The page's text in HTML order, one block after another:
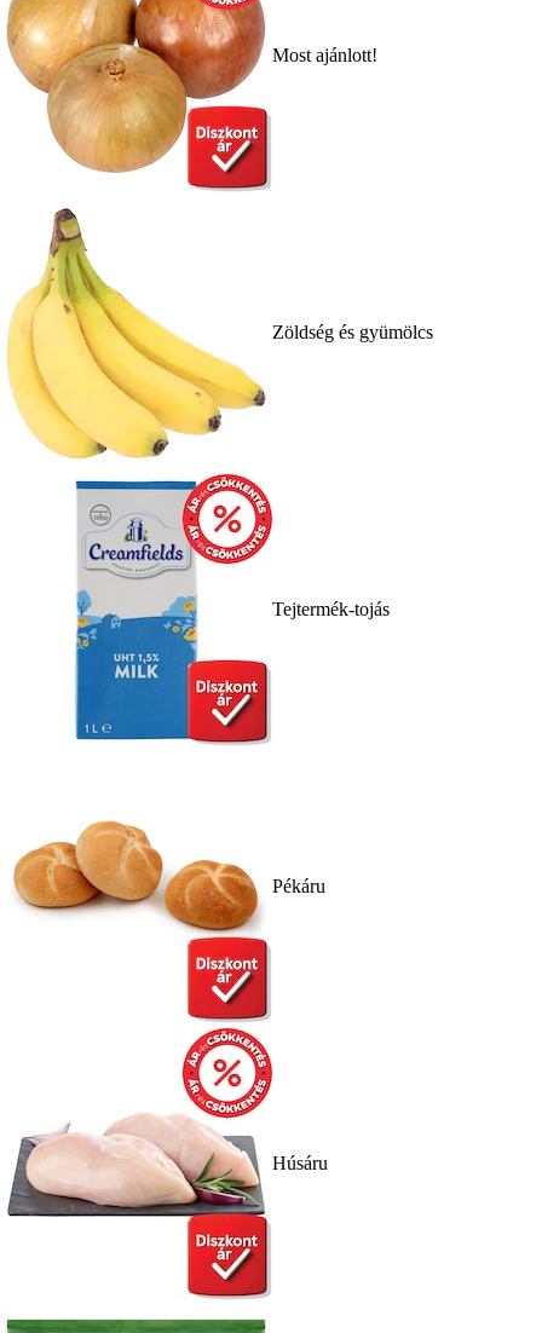
Most ajánlott!
Zöldség és gyümölcs
Tejtermék-tojás
Pékáru
Húsáru